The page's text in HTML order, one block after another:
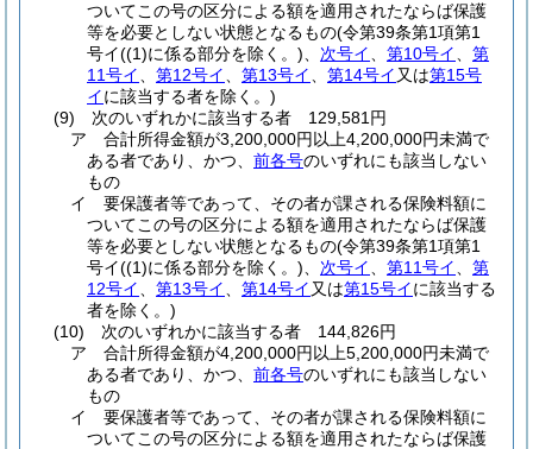
ついてこの号の区分による額を適用されたならば保護
等を必要としない状態となるもの(令第39条第1項第1
号イ((1)に係る部分を除く。) 次号イ 第10号イ
第
11号イ
第12号イ 第13号イ 第14号イ 又は第15号
イに該当する者を除く。)
(9)
次のいずれかに該当する者 129,581円
ア
合計所得金額が3,200,000円以上4,200,000円未満で
ある者であり、かつ、 前各号のいずれにも該当しない
もの
イ
要保護者等であって、その者が課される保険料額に
ついてこの号の区分による額を適用されたならば保護
等を必要としない状態となるもの(令第39条第1項第1
号イ((1)に係る部分を除く。) 次号イ 第11号イ
第
12号イ
第13号イ 第14号イ 又は第15号イに該当する
者を除く。)
(10)
次のいずれかに該当する者 144,826円
ア
合計所得金額が4,200,000円以上5,200,000円未満で
ある者であり、かつ、 前各号のいずれにも該当しない
もの
イ
要保護者等であって、その者が課される保険料額に
ついてこの号の区分による額を適用されたならば保護